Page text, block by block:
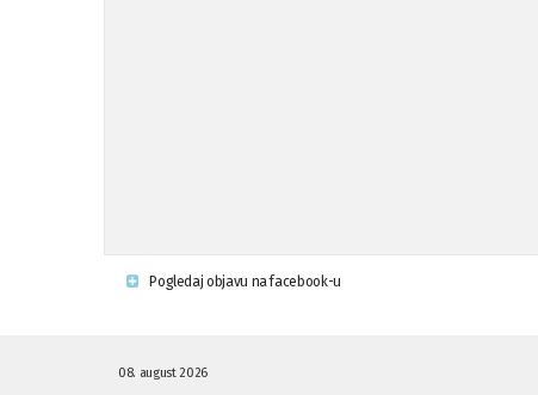
Pogledaj objavu na facebook-u
08. august 2026